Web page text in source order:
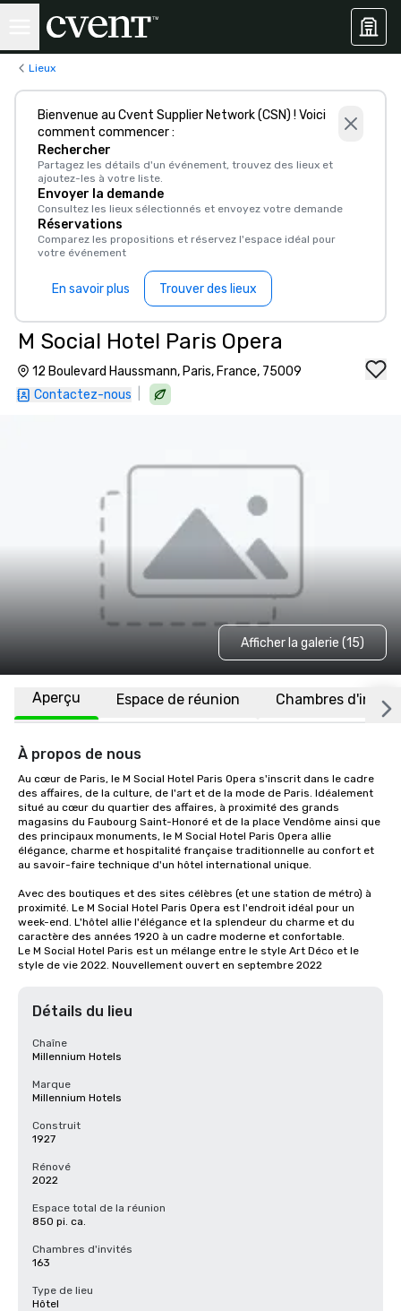
Lieux
Bienvenue au Cvent Supplier Network (CSN) ! Voici
comment commencer :
Rechercher
Partagez les détails d'un événement, trouvez des lieux et
ajoutez-les à votre liste.
Envoyer la demande
Consultez les lieux sélectionnés et envoyez votre demande
Réservations
Comparez les propositions et réservez l'espace idéal pour
votre événement
En savoir plus Trouver des lieux
M Social Hotel Paris Opera
12 Boulevard Haussmann, Paris, France, 75009
Contactez-nous
Afficher la galerie (15)
Aperçu Espace de réunion Chambres
À propos de nous
Au cœur de Paris, le M Social Hotel Paris Opera s'inscrit dans le cadre
des affaires, de la culture, de l'art et de la mode de Paris. Idéalement
situé au cœur du quartier des affaires, à proximité des grands
magasins du Faubourg Saint-Honoré et de la place Vendôme ainsi que
des principaux monuments, le M Social Hotel Paris Opera allie
élégance, charme et hospitalité française traditionnelle au confort et
au savoir-faire technique d'un hôtel international unique.
Avec des boutiques et des sites célèbres (et une station de métro) à
proximité. Le M Social Hotel Paris Opera est l'endroit idéal pour un
week-end. L'hôtel allie l'élégance et la splendeur du charme et du
caractère des années 1920 à un cadre moderne et confortable.
Le M Social Hotel Paris est un mélange entre le style Art Déco et le
style de vie 2022. Nouvellement ouvert en septembre 2022
Détails du lieu
Chaîne
Millennium Hotels
Marque
Millennium Hotels
Construit
1927
Rénové
2022
Espace total de la réunion
850 pi. ca.
Chambres d'invités
163
Type de lieu
Hôtel